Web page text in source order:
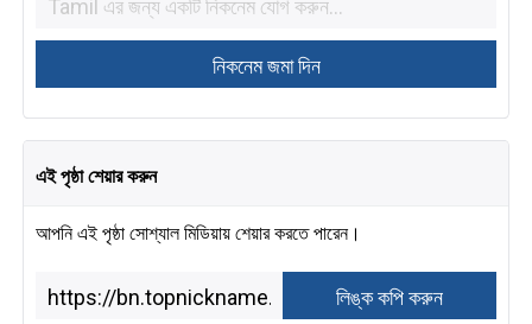
এই পৃষ্ঠা শেয়ার করুন
আপনি এই পৃষ্ঠা সোশ্যাল মিডিয়ায় শেয়ার করতে পারেন।